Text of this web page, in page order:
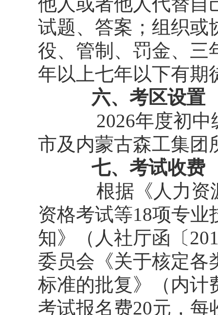
试题、答案；组织或
役、管制、罚金、三
年以上七年以下有期
六、考区设置
2026年度初
市及内蒙古森工集团
七、考试收费
根据《人力资
资格考试等18项专
知》（人社厅函〔
委员会《关于核定各
标准的批复》（内计
考试报名费20元，每